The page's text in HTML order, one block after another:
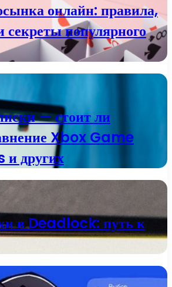
онлайн: правила,
секреты популярного
— стоит ли
Xbox Game
и других
в Deadlock: путь к